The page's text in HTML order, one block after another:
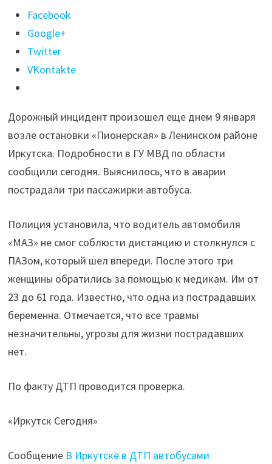
Поделиться
"В
Иркутске
ДТП
пострадали
три
женщины"
Facebook
Google+
Twitter
VKontakte
Дорожный инцидент произошел еще днем 9 января
возле остановки «Пионерская» в Ленинском районе
Иркутска. Подробности в ГУ МВД по области
сообщили сегодня. Выяснилось, что в аварии
пострадали три пассажирки автобуса.
Полиция установила, что водитель автомобиля
«МАЗ» не смог соблюсти дистанцию и столкнулся с
ПАЗом, который шел впереди. После этого три
женщины обратились за помощью к медикам. Им от
23 до 61 года. Известно, что одна из пострадавших
беременна. Отмечается, что все травмы
незначительны, угрозы для жизни пострадавших
нет.
По факту ДТП проводится проверка.
«Иркутск Сегодня»
Сообщение В Иркутске в ДТП автобусами